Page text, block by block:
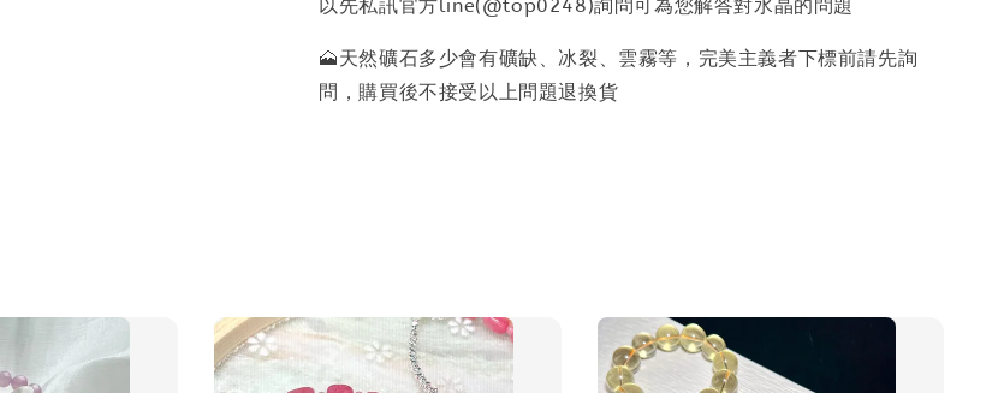
以先私訊官方line(@top0248)詢問可為您解答對水晶的問題
🗻天然礦石多少會有礦缺、冰裂、雲霧等，完美主義者下標前請先詢
問，購買後不接受以上問題退換貨